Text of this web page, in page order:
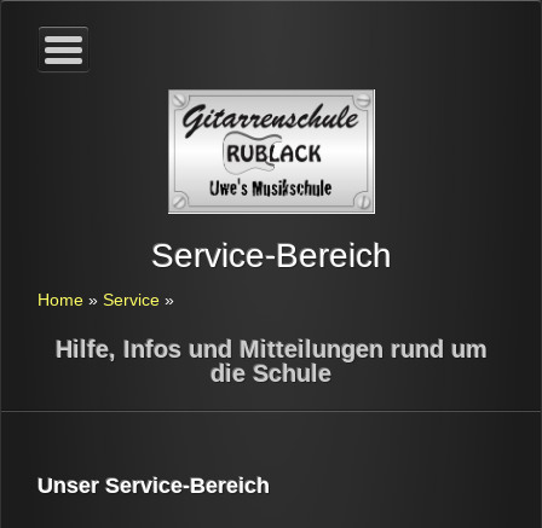
Service-Bereich
Home » Service »
Hilfe, Infos und Mitteilungen rund um
die Schule
Unser Service-Bereich